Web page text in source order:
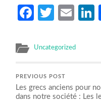
Uncategorized
PREVIOUS POST
Les grecs anciens pour
dans notre société : Les